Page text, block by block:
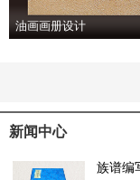
油画画册设计
新闻中心
族谱编